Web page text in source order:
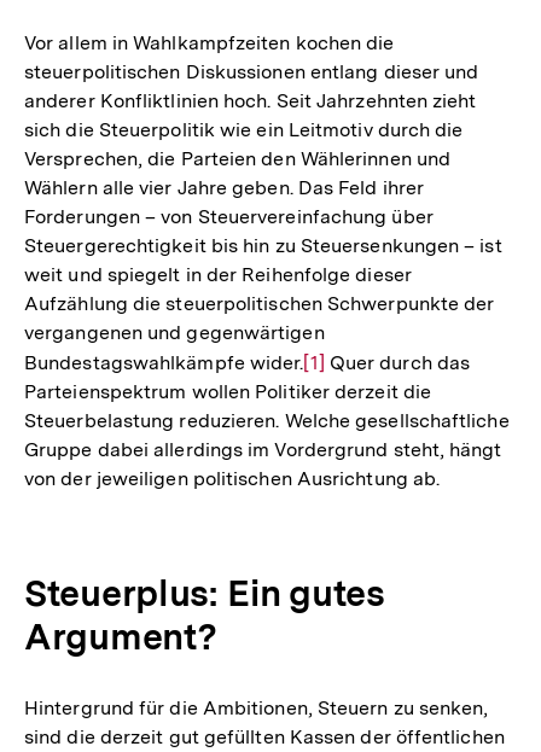
Vor allem in Wahlkampfzeiten kochen die
steuerpolitischen Diskussionen entlang dieser und
anderer Konfliktlinien hoch. Seit Jahrzehnten zieht
sich die Steuerpolitik wie ein Leitmotiv durch die
Versprechen, die Parteien den Wählerinnen und
Wählern alle vier Jahre geben. Das Feld ihrer
Forderungen – von Steuervereinfachung über
Steuergerechtigkeit bis hin zu Steuersenkungen – ist
weit und spiegelt in der Reihenfolge dieser
Aufzählung die steuerpolitischen Schwerpunkte der
vergangenen und gegenwärtigen
Bundestagswahlkämpfe wider.Zur
Auflösung
der
Fußnote
[1] Quer durch das
Parteienspektrum wollen Politiker derzeit die
Steuerbelastung reduzieren. Welche gesellschaftliche
Gruppe dabei allerdings im Vordergrund steht, hängt
von der jeweiligen politischen Ausrichtung ab.
Steuerplus: Ein gutes
Argument?
Hintergrund für die Ambitionen, Steuern zu senken,
sind die derzeit gut gefüllten Kassen der öffentlichen